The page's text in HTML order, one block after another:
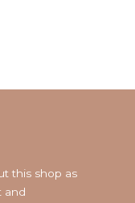
this shop as
and